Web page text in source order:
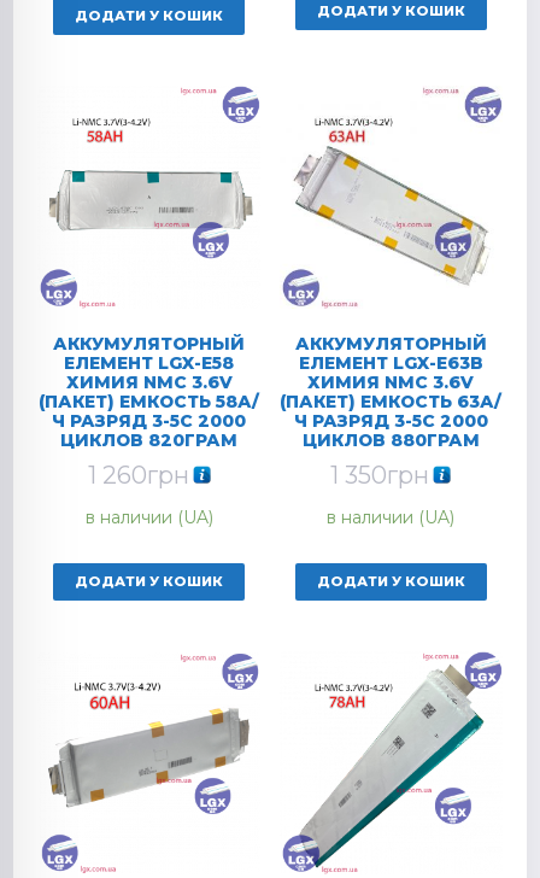
ДОДАТИ У КОШИК ДОДАТИ У КОШИК
АККУМУЛЯТОРНЫЙ
ЕЛЕМЕНТ LGX-E58
ХИМИЯ NMC 3.6V
(ПАКЕТ) ЕМКОСТЬ 58А/
Ч РАЗРЯД 3-5C 2000
ЦИКЛОВ 820ГРАМ
1 260грн
в наличии (UA)
ДОДАТИ У КОШИК
АККУМУЛЯТОРНЫЙ
ЕЛЕМЕНТ LGX-E63B
ХИМИЯ NMC 3.6V
(ПАКЕТ) ЕМКОСТЬ 63А/
Ч РАЗРЯД 3-5C 2000
ЦИКЛОВ 880ГРАМ
1 350грн
в наличии (UA)
ДОДАТИ У КОШИК